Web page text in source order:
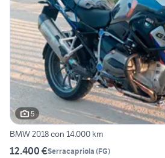
5
BMW 2018 con 14.000 km
12.400 €Serracapriola (FG)